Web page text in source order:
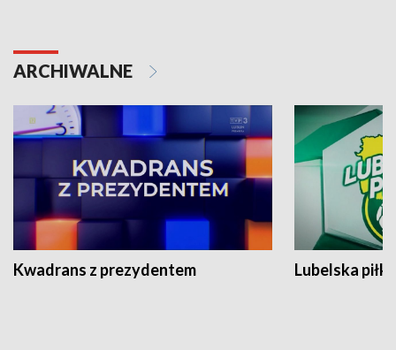
ARCHIWALNE
Kwadrans z prezydentem Lubelska piłka